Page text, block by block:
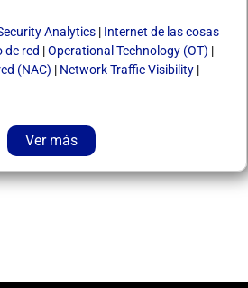
Analytics| Internet de las cosas
de red |Operational Technology (OT) |
(NAC) | Network Traffic Visibility|
Ver más